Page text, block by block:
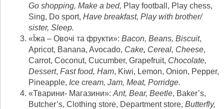
Go shopping, Make a bed, Play football, Play chess,
Sing, Do sport, Have breakfast, Play with brother/
sister, Sleep.
«Їжа – Овочі та фрукти»: Bacon, Beans, Biscuit,
Apricot, Banana, Avocado, Cake, Cereal, Cheese,
Carrot, Coconut, Cucumber, Grapefruit, Chocolate,
Dessert, Fast food, Ham, Kiwi, Lemon, Onion, Pepper,
Pineapple, Ice cream, Jam, Meat, Porridge.
«Тварини- Магазини»: Ant, Bear, Beetle, Baker’s,
Butcher’s, Clothing store, Department store, Butterfly,